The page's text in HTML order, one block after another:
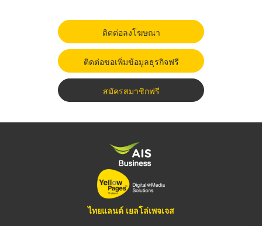
ติดต่อลงโฆษณา
ติดต่อขอเพิ่มข้อมูลธุรกิจฟรี
สมัครสมาชิกฟรี
ไทยแลนด์ เยลโล่เพจเจส